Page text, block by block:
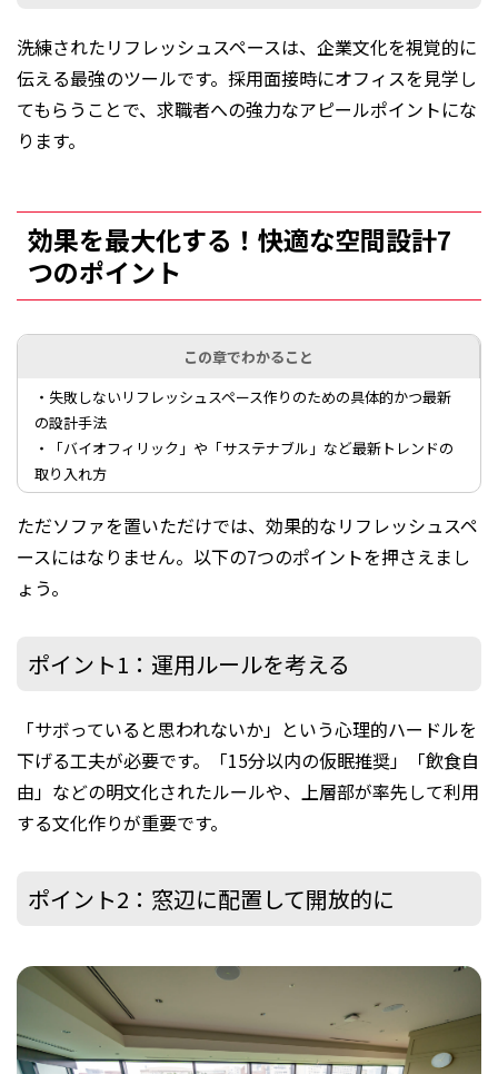
洗練されたリフレッシュスペースは、企業文化を視覚的に
伝える最強のツールです。採用面接時にオフィスを見学し
てもらうことで、求職者への強力なアピールポイントにな
ります。
効果を最大化する！快適な空間設計7
つのポイント
この章でわかること
・失敗しないリフレッシュスペース作りのための具体的かつ最新
の設計手法
・「バイオフィリック」や「サステナブル」など最新トレンドの
取り入れ方
ただソファを置いただけでは、効果的なリフレッシュスペ
ースにはなりません。以下の7つのポイントを押さえまし
ょう。
ポイント1：運用ルールを考える
「サボっていると思われないか」という心理的ハードルを
下げる工夫が必要です。「15分以内の仮眠推奨」「飲食自
由」などの明文化されたルールや、上層部が率先して利用
する文化作りが重要です。
ポイント2：窓辺に配置して開放的に